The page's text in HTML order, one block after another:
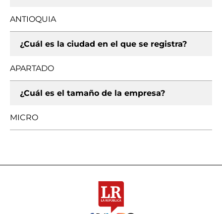
ANTIOQUIA
¿Cuál es la ciudad en el que se registra?
APARTADO
¿Cuál es el tamaño de la empresa?
MICRO